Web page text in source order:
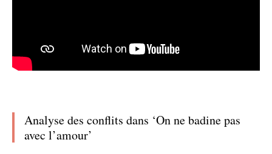
Analyse des conflits dans ‘On ne badine pas
avec l’amour’